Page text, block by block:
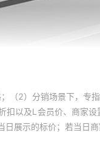
（2）分销场景下，
以及L会员价、商家
展示的标价；若当日